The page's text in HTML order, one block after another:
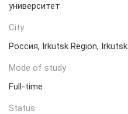
университет
City
Россия, Irkutsk Region, Irkutsk
Mode of study
Full-time
Status